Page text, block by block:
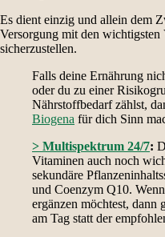
Es dient einzig und allein dem
Versorgung mit den
sicherzustellen.
Falls deine Ernährung
oder du zu einer
Nährstoffbedarf zählst,
Biogena für dich Sinn
> Multispektrum 24/7:
Vitaminen auch noch
sekundäre
und Coenzym Q10.
ergänzen möchtest, dann
am Tag statt der